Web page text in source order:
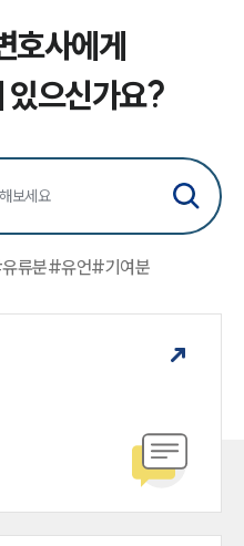
료
항
식
담예약
예약
호사에게
있으신가요?
유류분#유언#기여분